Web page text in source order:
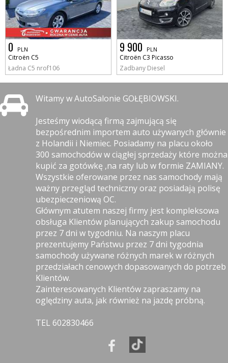
0 PLN
Citroën C5
Ładna C5 nrof106
9 900 PLN
Citroën C3 Picasso
Zadbany Diesel
Witamy w AutoSalonie GOŁĘBIOWSKI.
Jesteśmy wiodącą firmą zajmującą się
bezpośrednim importem auto używanych głównie
z Holandii i Niemiec. Posiadamy na placu około
300 samochodów w ciągłej sprzedaży które można
kupić za gotówkę ,na raty lub w formie ZAMIANY.
Wszystkie oferowane przez nas samochody mają
ważny przegląd techniczny oraz posiadają polisę
ubezpieczeniową OC.
Głównym atutem naszej firmy jest kompleksowa
obsługa Klientów planujących zakup samochodu
przez 7 dni w tygodniu. Na naszym placu
prezentujemy Państwu przez 7 dni tygodnia
samochody używane różnych marek w różnych
przedziałach cenowych dopasowanych do potrzeb
Klientów.
Zainteresowanych Klientów zapraszamy na
oględziny auta, jak również na jazdę próbną.
TEL 602830466